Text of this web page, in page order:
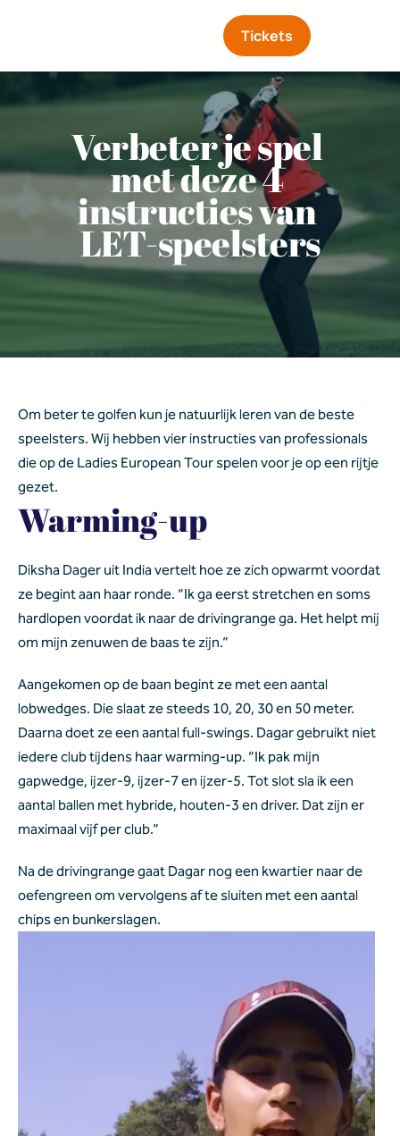
Verbeter je spel
met deze 4
instructies van
LET-speelsters
Om beter te golfen kun je natuurlijk leren van de beste
speelsters. Wij hebben vier instructies van professionals
die op de Ladies European Tour spelen voor je op een rijtje
gezet.
Warming-up
Diksha Dager uit India vertelt hoe ze zich opwarmt voordat
ze begint aan haar ronde. “Ik ga eerst stretchen en soms
hardlopen voordat ik naar de drivingrange ga. Het helpt mij
om mijn zenuwen de baas te zijn.”
Aangekomen op de baan begint ze met een aantal
lobwedges. Die slaat ze steeds 10, 20, 30 en 50 meter.
Daarna doet ze een aantal full-swings. Dagar gebruikt niet
iedere club tijdens haar warming-up. “Ik pak mijn
gapwedge, ijzer-9, ijzer-7 en ijzer-5. Tot slot sla ik een
aantal ballen met hybride, houten-3 en driver. Dat zijn er
maximaal vijf per club.”
Na de drivingrange gaat Dagar nog een kwartier naar de
oefengreen om vervolgens af te sluiten met een aantal
chips en bunkerslagen.
Tickets